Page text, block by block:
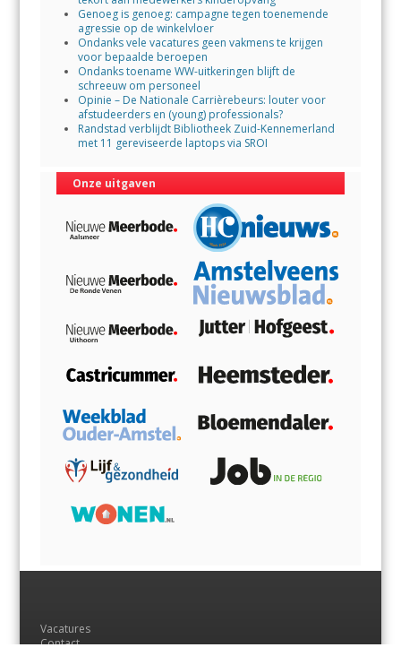
Genoeg is genoeg: campagne tegen toenemende
agressie op de winkelvloer
Ondanks vele vacatures geen vakmens te krijgen
voor bepaalde beroepen
Ondanks toename WW-uitkeringen blijft de
schreeuw om personeel
Opinie – De Nationale Carrièrebeurs: louter voor
afstudeerders en (young) professionals?
Randstad verblijdt Bibliotheek Zuid-Kennemerland
met 11 gereviseerde laptops via SROI
Onze uitgaven
Vacatures
Contact